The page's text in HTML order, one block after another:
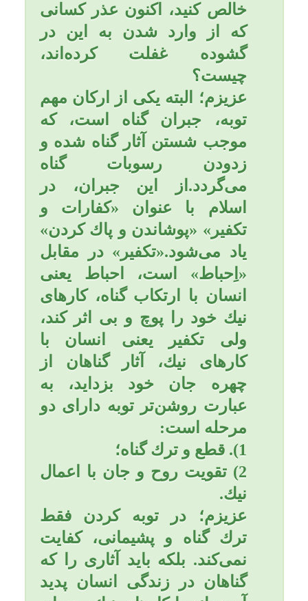
نوری خواهد بود؛
10- مانند آن است که به وزن
خود طلا در راه خدا صدقه داده
است؛
11- مانند آن است که به عدد
خدا آزاد نموده است؛
12- شدت و سختی قیامت به او
نمی رسد؛
13- مونسی در قبر خواهد
داشت (که او را از وحشت قبر
حفظ خواهد نمود؛)
14- قبرش روضه ای از روضه
های بهشتی خواهد شد؛
15- هر روز هزار فرشته او را
در قبرش زیارت می کنند؛
16- درقیامت از قبر خارج می
شود درحالی که هفتاد لباس از
حلّه برتنش، و تاجی از رحمت
برسراوست؛
17- در قیامت زیر سایه عرش
الهی همراه با انبیاء و شهداء
خواهد بود و می خورد و می
نوشد تا زمانی که خداوند از
حساب خلایق فارغ شود سپس
به سوی بهشت روانه می گردد.
در حدیث دیگری وارد شده که
زنی خدمت پیامبر اکرم صلی
الله علیه وآله وسلم رسید و
عرض کرد: یا نبی الله! زنی
فرزند خود را کشته است و
مرتکب قتل شده است آیا
راهی برای توبه دارد؟ حضرت
جان من به دست اوست اگر
آن زن هفتاد پیامبر را بکشد و
سپس توبه کند و پشیمان شود
و خداوند بداند که هرگز مجددا
به معصیت باز نمی گردد خدای
سبحان توبه اش را قبول می
کند و اورا می بخشد! زیرا در